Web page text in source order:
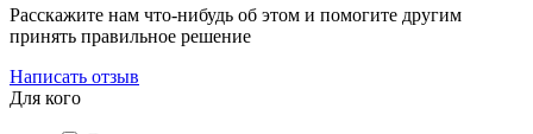
Расскажите нам что-нибудь об этом и помогите другим
принять правильное решение
Написать отзыв
Для кого